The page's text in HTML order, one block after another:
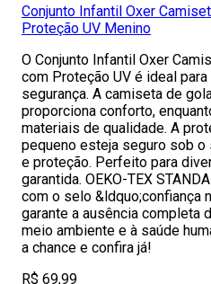
Conjunto Infantil Oxer
Proteção UV Menino
O Conjunto Infantil Oxer
com Proteção UV é ideal
segurança. A camiseta de
proporciona conforto,
materiais de qualidade. A
pequeno esteja seguro sob
e proteção. Perfeito para
garantida. OEKO-TEX
com o selo &ldquo;confiança
garante a ausência completa
meio ambiente e à saúde
a chance e confira já!
R$ 69,99